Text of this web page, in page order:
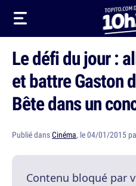
Le défi du jour :
et battre Gaston
Bête dans un
Publié dansCinéma, le 04/01/2015
Contenu bloqué par